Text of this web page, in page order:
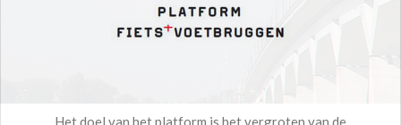
Het doel van het platform is het vergroten van de